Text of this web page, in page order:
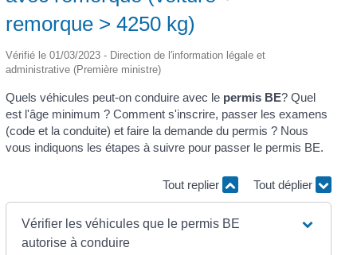
remorque > 4250 kg)
Vérifié le 01/03/2023 - Direction de l'information légale et
administrative (Première ministre)
Quels véhicules peut-on conduire avec lepermis BE? Quel
est l'âge minimum ? Comment s'inscrire, passer les examens
(code et la conduite) et faire la demande du permis ? Nous
vous indiquons les étapes à suivre pour passer le permis BE.
Tout replier Tout déplier
Vérifier les véhicules que le permis BE
autorise à conduire